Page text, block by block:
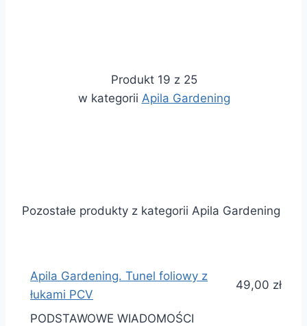
Produkt 19 z 25
w kategorii Apila Gardening
Pozostałe produkty z kategorii Apila Gardening
Apila Gardening. Tunel foliowy z
łukami PCV
49,00 zł
PODSTAWOWE WIADOMOŚCI